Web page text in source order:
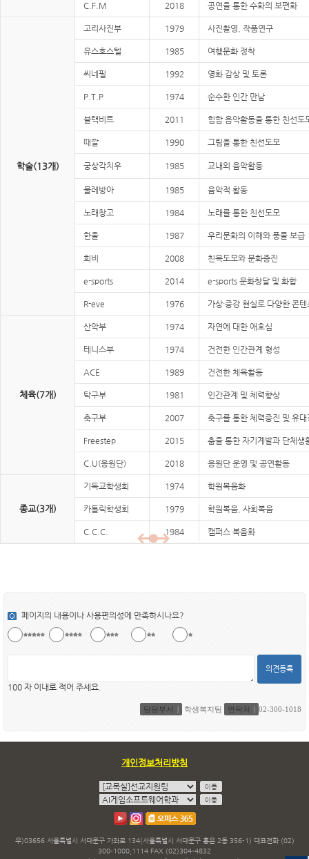
C.F.M 2018 공연을 통한 수화의 보편화
학술(13개)
고리사진부 1979 사진촬영, 작품연구
유스호스텔 1985 여행문화 정착
씨네필 1992 영화 감상 및 토론
P.T.P 1974 순수한 인간 만남
블랙비트 2011 힙합 음악활동을 통한 친선도
때깔 1990 그림을 통한 친선도모
궁상각치우 1985 교내외 음악활동
물레방아 1985 음악적 활동
노래창고 1984 노래를 통한 친선도모
한울 1987 우리문화의 이해와 풍물 보급
희비 2008 친목도모와 문화증진
e-sports 2014 e-sports 문화창달 및 화합
R-eve 1976 가상·증강 현실로 다양한 콘
체육(7개)
산악부 1974 자연에 대한 애호심
테니스부 1974 건전한 인간관계 형성
ACE 1989 건전한 체육활동
탁구부 1981 인간관계 및 체력향상
축구부 2007 축구를 통한 체력증진 및 유대
Freestep 2015 춤을 통한 자기계발과 단체생
C.U(응원단) 2018 응원단 운영 및 공연활동
종교(3개)
기독교학생회 1974 학원복음화
카톨릭학생회 1979 학원복음, 사회복음
C.C.C. 1984 캠퍼스 복음화
페이지의 내용이나 사용편의성에 만족하시나요?
의견등록
100 자 이내로 적어 주세요.
담당부서 학생복지팀 연락처 02-300-1018
개인정보처리방침
우)03656 서울특별시 서대문구 가좌로 134(서울특별시 서대문구 홍은 2동 356-1) 대표전화 (02)
300-1000,1114 FAX (02)304-4832